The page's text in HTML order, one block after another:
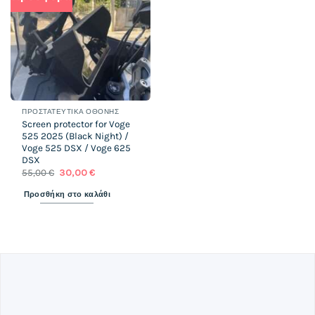
wishlist
ΠΡΟΣΤΑΤΕΥΤΙΚΆ ΟΘΌΝΗΣ
Screen protector for Voge
525 2025 (Black Night) /
Voge 525 DSX / Voge 625
DSX
55,00€ Original
was:
55,00 €.
30,00€
τιμή
είναι:
Προσθήκη στο καλάθι